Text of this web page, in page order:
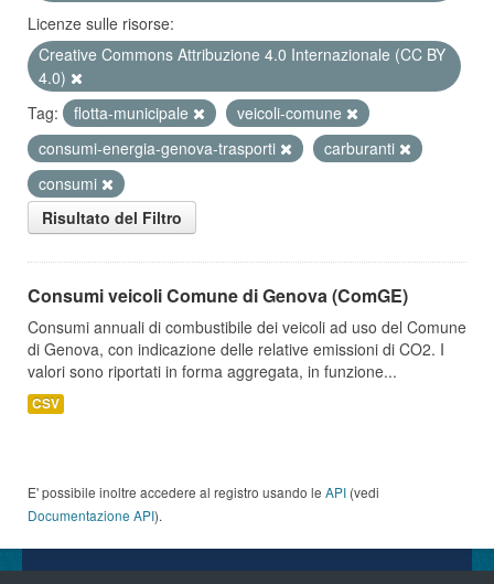
Licenze sulle risorse:
Creative Commons Attribuzione 4.0 Internazionale (CC BY
4.0)
Tag:
flotta-municipale
veicoli-comune
consumi-energia-genova-trasporti
carburanti
consumi
Risultato del Filtro
Consumi veicoli Comune di Genova (ComGE)
Consumi annuali di combustibile dei veicoli ad uso del Comune
di Genova, con indicazione delle relative emissioni di CO2. I
valori sono riportati in forma aggregata, in funzione...
CSV
E' possibile inoltre accedere al registro usando le API (vedi
Documentazione API).